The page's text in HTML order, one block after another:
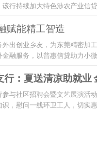
行持续加大特色涉农产业信
赋能精工智造
出创业乡友，为东莞精密加
融服务，以普惠信贷助力小微
：夏送清凉助就业
与社区招聘会暨文艺展演活
，慰问一线环卫工人，切实